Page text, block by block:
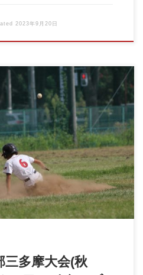
2023年9月20日
分寺ブルーファイターズ […]
多摩大会(秋